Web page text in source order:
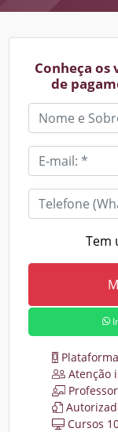
Conheça os
de
Tem
Atenção
Cursos